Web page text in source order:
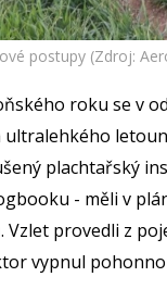
postupy (Zdroj:
roku se v
ultralehkého
plachtařský
- měli v
Vzlet provedli z
vypnul